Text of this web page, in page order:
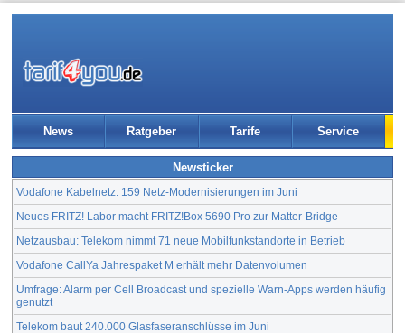
News Ratgeber Tarife Service
Newsticker
Vodafone Kabelnetz: 159 Netz-Modernisierungen im Juni
Neues FRITZ! Labor macht FRITZ!Box 5690 Pro zur Matter-Bridge
Netzausbau: Telekom nimmt 71 neue Mobilfunkstandorte in Betrieb
Vodafone CallYa Jahrespaket M erhält mehr Datenvolumen
Umfrage: Alarm per Cell Broadcast und spezielle Warn-Apps werden häufig
genutzt
Telekom baut 240.000 Glasfaseranschlüsse im Juni